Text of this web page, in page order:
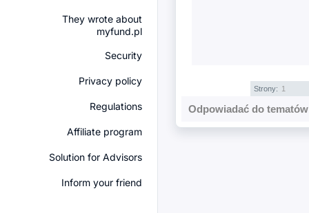
They wrote about
myfund.pl
Security
Privacy policy
Regulations
Affiliate program
Solution for Advisors
Inform your friend
Strony: 1
Odpowiadać do